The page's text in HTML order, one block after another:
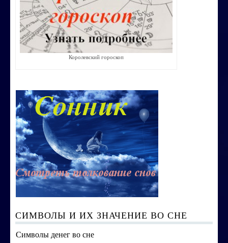
Строим счастливую семью
СТОИМОСТЬ УСЛУГ
Королевский гороскоп
СИМВОЛЫ И ИХ ЗНАЧЕНИЕ ВО СНЕ
Символы денег во сне